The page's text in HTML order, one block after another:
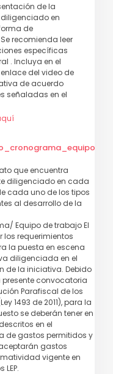
de la
en
de
recomienda leer
específicas
. Incluya en el
del video de
de acuerdo
señaladas en el
que encuentra
diligenciado en cada
cada uno de los tipos
al desarrollo de la
Equipo de trabajo El
los requerimientos
la puesta en escena
diligenciada en el
de la iniciativa. Debido
presente convocatoria
Parafiscal de los
1493 de 2011), para la
se deberán tener en
en el
de gastos permitidos y
gastos
vigente en